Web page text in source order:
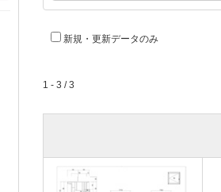
新規・更新データのみ
1 - 3 / 3